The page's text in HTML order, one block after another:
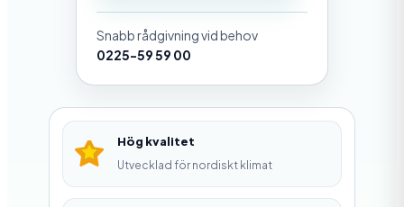
g
å
g
p
a
Snabb rådgivning vid behov
0225-59 59 00
Hög kvalitet
Utvecklad för nordiskt klimat